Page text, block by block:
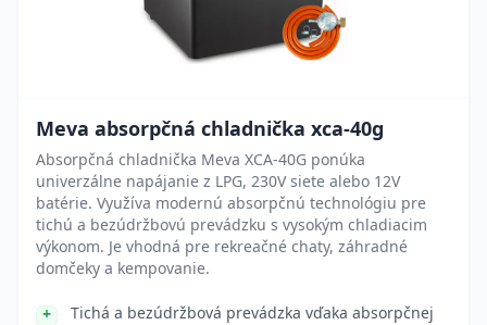
Meva absorpčná chladnička xca-40g
Absorpčná chladnička Meva XCA-40G ponúka
univerzálne napájanie z LPG, 230V siete alebo 12V
batérie. Využíva modernú absorpčnú technológiu pre
tichú a bezúdržbovú prevádzku s vysokým chladiacim
výkonom. Je vhodná pre rekreačné chaty, záhradné
domčeky a kempovanie.
Tichá a bezúdržbová prevádzka vďaka absorpčnej